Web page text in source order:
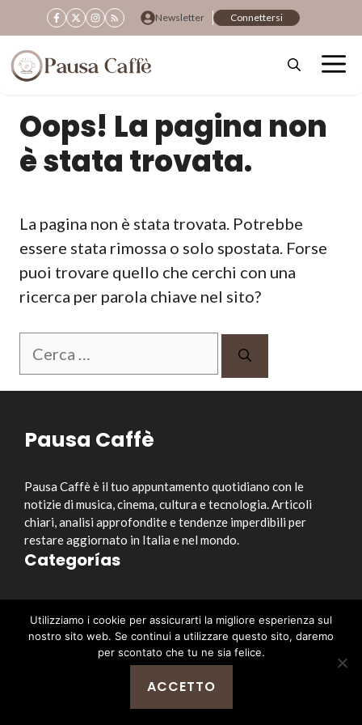
al
contenuto
Newsletter Connettersi
Oops! La pagina non
è stata trovata.
La pagina non è stata trovata. Potrebbe
essere stata rimossa o solo spostata. Forse
puoi trovare quello che cerchi con una
ricerca per parola chiave nel sito?
Ricerca
Pausa Caffè
Pausa Caffè è il tuo appuntamento quotidiano con le
notizie di musica, cinema, cultura e tecnologia. Articoli
chiari, analisi approfondite e tendenze imperdibili per
restare aggiornato in Italia e nel mondo.
Categorías
Musica
Cinema e Serie TV
Style&Culture
Enlaces útiles
Utilizziamo i cookie per assicurarti la migliore esperienza sul
nostro sito web. Se continui a utilizzare questo sito, daremo
per scontato che tu ne sia felice.
ACCETTO